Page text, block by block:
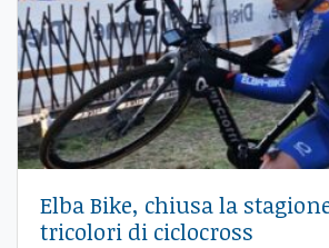
Elba Bike, chiusa la
tricolori di ciclocross